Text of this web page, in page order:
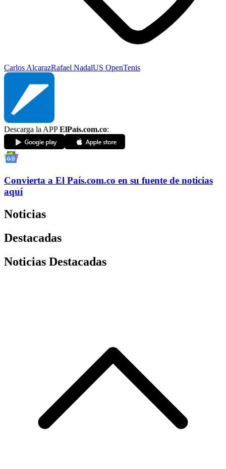
Carlos AlcarazRafael NadalUS OpenTenis
Descarga la APPElPaís.com.co:
Convierta a El País.com.co en su fuente de noticias
aquí
Noticias
Destacadas
Noticias Destacadas